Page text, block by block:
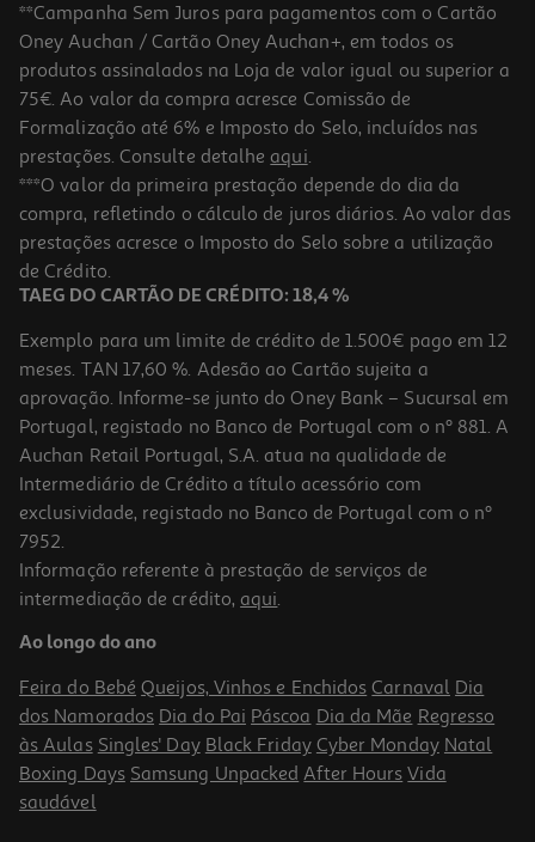
Estrado De Laminas Lamiflex Dormilón 200x200cm
129.99 €/un
129,99 €
Estrado De Laminas Lamiflex Dormilón 183x98cm
69.99 €/un
69,99 €
**Campanha Sem Juros para pagamentos com o Cartão
Oney Auchan / Cartão Oney Auchan+, em todos os
produtos assinalados na Loja de valor igual ou superior a
75€. Ao valor da compra acresce Comissão de
Formalização até 6% e Imposto do Selo, incluídos nas
prestações. Consulte detalhe aqui.
***O valor da primeira prestação depende do dia da
compra, refletindo o cálculo de juros diários. Ao valor das
prestações acresce o Imposto do Selo sobre a utilização
de Crédito.
TAEG DO CARTÃO DE CRÉDITO: 18,4 %
Exemplo para um limite de crédito de 1.500€ pago em 12
meses. TAN 17,60 %. Adesão ao Cartão sujeita a
aprovação. Informe-se junto do Oney Bank – Sucursal em
Portugal, registado no Banco de Portugal com o nº 881. A
Auchan Retail Portugal, S.A. atua na qualidade de
Intermediário de Crédito a título acessório com
exclusividade, registado no Banco de Portugal com o nº
7952.
Informação referente à prestação de serviços de
intermediação de crédito, aqui.
Ao longo do ano
Feira do Bebé Queijos, Vinhos e Enchidos Carnaval Dia
dos Namorados Dia do Pai Páscoa Dia da Mãe Regresso
às Aulas Singles' Day Black Friday Cyber Monday Natal
Boxing Days Samsung Unpacked After Hours Vida
saudável